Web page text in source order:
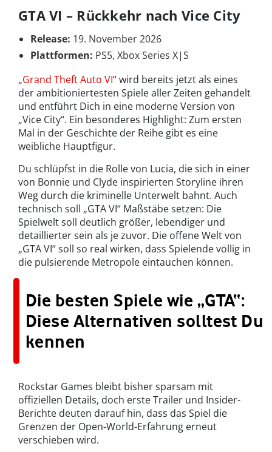
GTA VI – Rückkehr nach Vice City
Release: 19. November 2026
Plattformen: PS5, Xbox Series X|S
„Grand Theft Auto VI“ wird bereits jetzt als eines
der ambitioniertesten Spiele aller Zeiten gehandelt
und entführt Dich in eine moderne Version von
„Vice City“. Ein besonderes Highlight: Zum ersten
Mal in der Geschichte der Reihe gibt es eine
weibliche Hauptfigur.
Du schlüpfst in die Rolle von Lucia, die sich in einer
von Bonnie und Clyde inspirierten Storyline ihren
Weg durch die kriminelle Unterwelt bahnt. Auch
technisch soll „GTA VI“ Maßstäbe setzen: Die
Spielwelt soll deutlich größer, lebendiger und
detaillierter sein als je zuvor. Die offene Welt von
„GTA VI“ soll so real wirken, dass Spielende völlig in
die pulsierende Metropole eintauchen können.
Die besten Spiele wie „GTA“:
Diese Alternativen solltest Du
kennen
Rockstar Games bleibt bisher sparsam mit
offiziellen Details, doch erste Trailer und Insider-
Berichte deuten darauf hin, dass das Spiel die
Grenzen der Open-World-Erfahrung erneut
verschieben wird.